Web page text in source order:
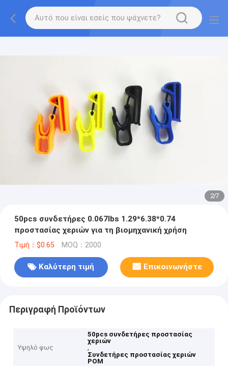
2/7
50pcs συνδετήρες 0.067lbs 1.29*6.38*0.74
προστασίας χεριών για τη βιομηχανική χρήση
Τιμή：$0.65 MOQ：2000
Καλύτερη τιμή Επικοινωνήστε
Περιγραφή Προϊόντων
Υψηλό φως
50pcs συνδετήρες προστασίας
χεριών
,
Συνδετήρες προστασίας χεριών
POM